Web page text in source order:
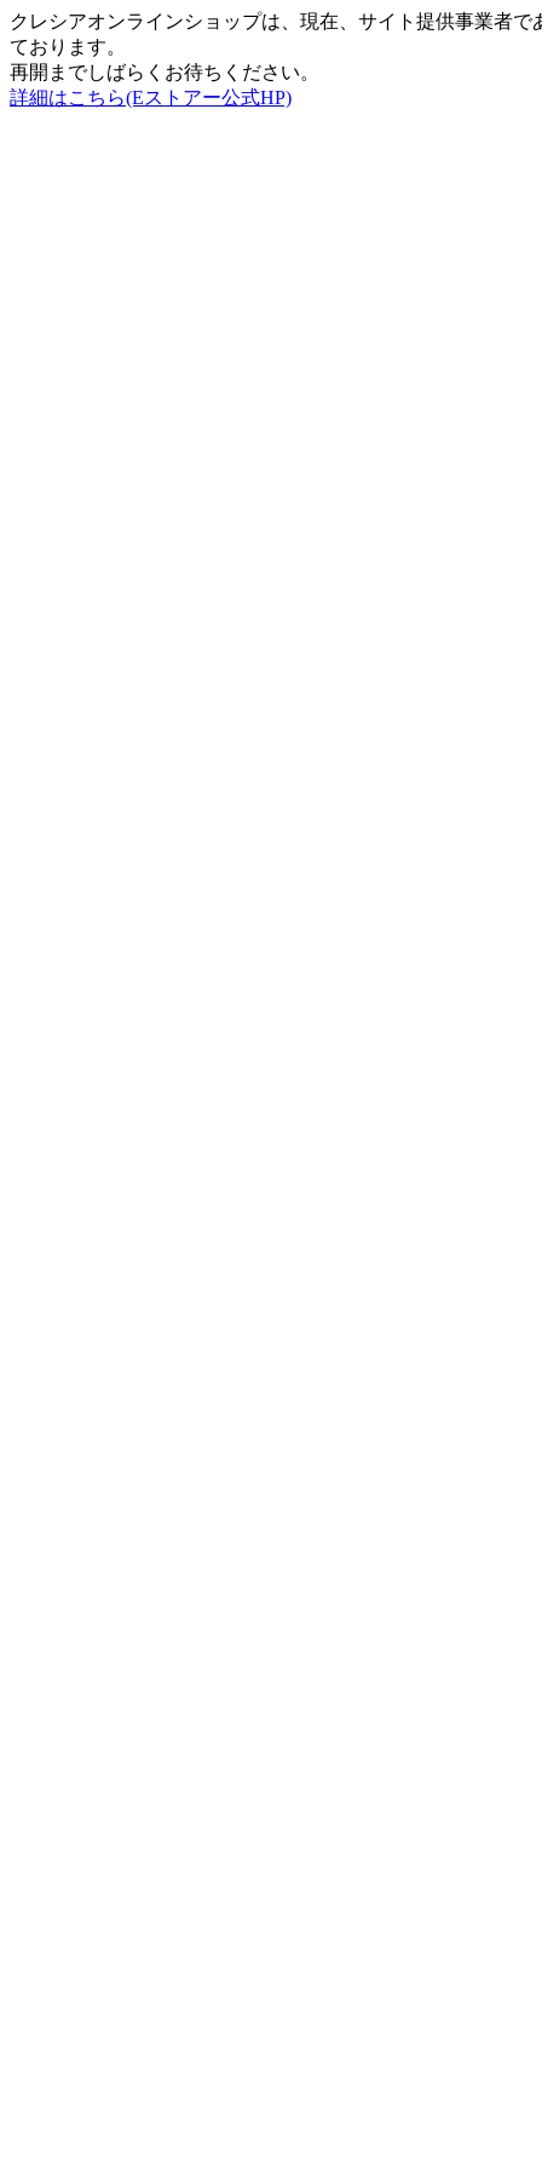
クレシアオンラインショップは、現在、サイト提供事業者
ております。
再開までしばらくお待ちください。
詳細はこちら(Eストアー公式HP)